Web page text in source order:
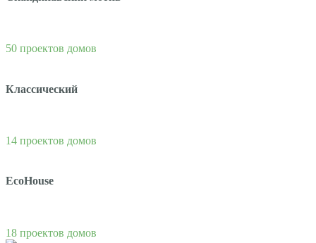
50 проектов домов
Классический
14 проектов домов
EcoHouse
18 проектов домов